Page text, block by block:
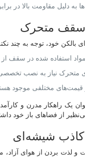
دلیل مقاومت بالا در
سقف متحرک
بالکن خود، توجه به چند
استفاده شده در سقف از
نیاز به نصب تخصصی
مختلفی موجود هستند،
یک راهکار مدرن و
از فضاهای باز خود
کاذب شیشه‌ای
و لذت بردن از هوای